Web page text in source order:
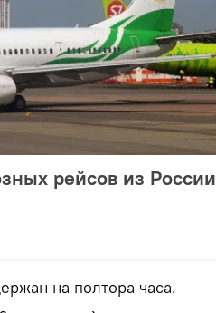
рейсов из
на полтора часа.